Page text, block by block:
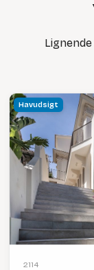
Havudsigt
2114